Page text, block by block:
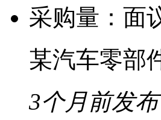
采购量： 面
某汽车零部
3个月前发布